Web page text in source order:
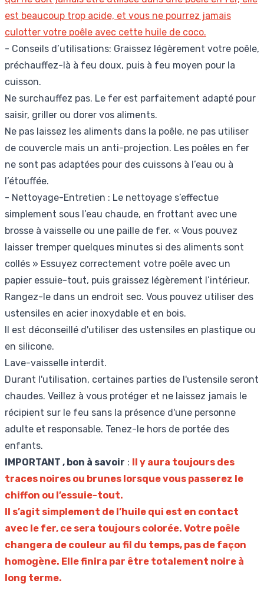
est beaucoup trop acide, et vous ne pourrez jamais
culotter votre poêle avec cette huile de coco.
- Conseils d’utilisations: Graissez légèrement votre poêle,
préchauffez-là à feu doux, puis à feu moyen pour la
cuisson.
Ne surchauffez pas. Le fer est parfaitement adapté pour
saisir, griller ou dorer vos aliments.
Ne pas laissez les aliments dans la poêle, ne pas utiliser
de couvercle mais un anti-projection. Les poêles en fer
ne sont pas adaptées pour des cuissons à l’eau ou à
l’étouffée.
- Nettoyage-Entretien : Le nettoyage s’effectue
simplement sous l’eau chaude, en frottant avec une
brosse à vaisselle ou une paille de fer. « Vous pouvez
laisser tremper quelques minutes si des aliments sont
collés » Essuyez correctement votre poêle avec un
papier essuie-tout, puis graissez légèrement l’intérieur.
Rangez-le dans un endroit sec. Vous pouvez utiliser des
ustensiles en acier inoxydable et en bois.
Il est déconseillé d'utiliser des ustensiles en plastique ou
en silicone.
Lave-vaisselle interdit.
Durant l'utilisation, certaines parties de l'ustensile seront
chaudes. Veillez à vous protéger et ne laissez jamais le
récipient sur le feu sans la présence d'une personne
adulte et responsable. Tenez-le hors de portée des
enfants.
IMPORTANT , bon à savoir : Il y aura toujours des
traces noires ou brunes lorsque vous passerez le
chiffon ou l’essuie-tout.
Il s’agit simplement de l’huile qui est en contact
avec le fer, ce sera toujours colorée. Votre poêle
changera de couleur au fil du temps, pas de façon
homogène. Elle finira par être totalement noire à
long terme.